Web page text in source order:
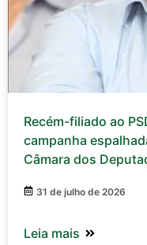
Recém-filiado ao
campanha
Câmara dos
31 de julho de 2026
Leia mais